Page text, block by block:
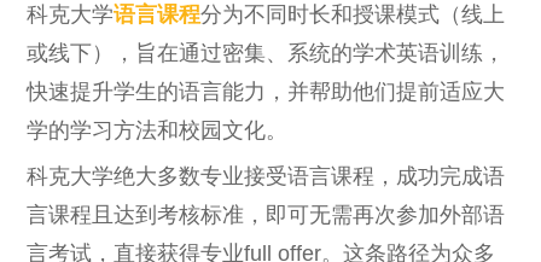
科克大学语言课程分为不同时长和授课模式（线上
或线下），旨在通过密集、系统的学术英语训练，
快速提升学生的语言能力，并帮助他们提前适应大
学的学习方法和校园文化。
科克大学绝大多数专业接受语言课程，成功完成语
言课程且达到考核标准，即可无需再次参加外部语
言考试，直接获得专业full offer。这条路径为众多